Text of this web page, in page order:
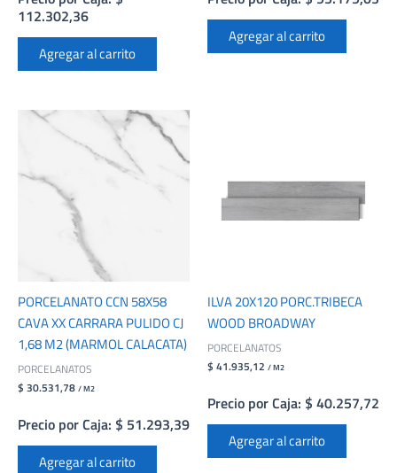
112.302,36
Agregar al carrito
Agregar al carrito
PORCELANATO CCN 58X58
CAVA XX CARRARA PULIDO CJ
1,68 M2 (MARMOL CALACATA)
PORCELANATOS
$ 30.531,78 / M2
Precio por Caja: $ 51.293,39
Agregar al carrito
ILVA 20X120 PORC.TRIBECA
WOOD BROADWAY
PORCELANATOS
$ 41.935,12 / M2
Precio por Caja: $ 40.257,72
Agregar al carrito